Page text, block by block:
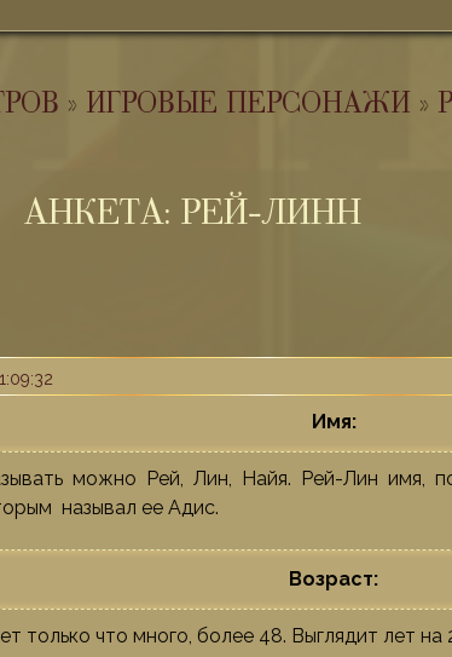
» ИГРОВЫЕ ПЕРСОНАЖИ »
АНКЕТА: РЕЙ-ЛИНН
Имя:
можно Рей, Лин, Найя. Рей-Лин имя,
называл ее Адис.
Возраст:
только что много, более 48. Выглядит лет на